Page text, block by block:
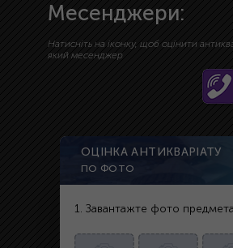
Месенджери:
Натисніть на іконку, щоб оцінити
який месенджер
ОЦІНКА АНТИКВАРІАТУ
ПО ФОТО
1. Завантажте фото предмета